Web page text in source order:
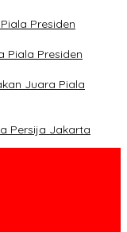
Presiden
Piala Presiden
Juara Piala
Persija Jakarta